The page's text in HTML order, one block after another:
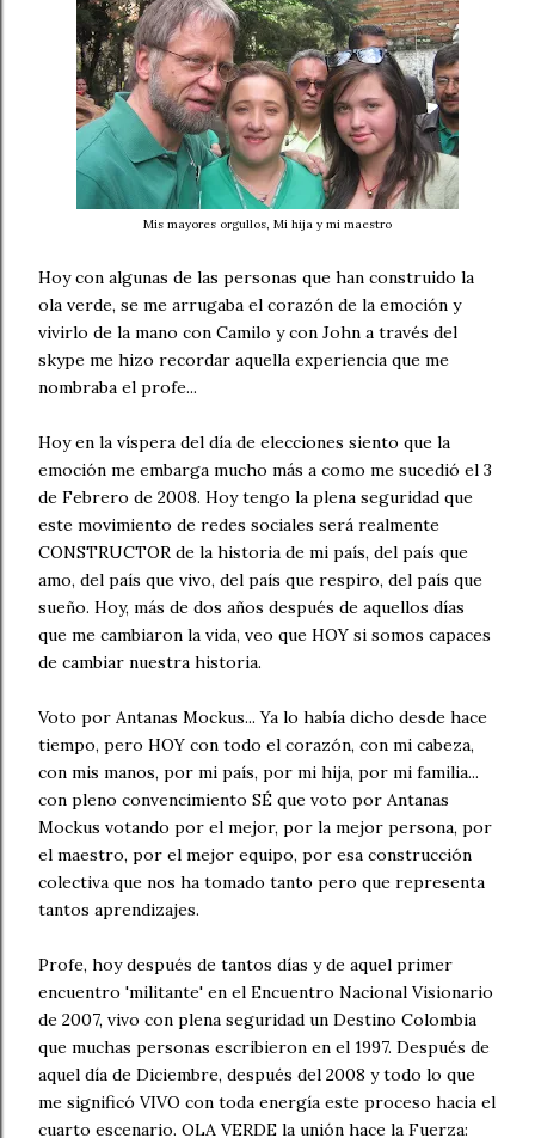
Mis mayores orgullos, Mi hija y mi maestro
Hoy con algunas de las personas que han construido la
ola verde, se me arrugaba el corazón de la emoción y
vivirlo de la mano con Camilo y con John a través del
skype me hizo recordar aquella experiencia que me
nombraba el profe...
Hoy en la víspera del día de elecciones siento que la
emoción me embarga mucho más a como me sucedió el 3
de Febrero de 2008. Hoy tengo la plena seguridad que
este movimiento de redes sociales será realmente
CONSTRUCTOR de la historia de mi país, del país que
amo, del país que vivo, del país que respiro, del país que
sueño. Hoy, más de dos años después de aquellos días
que me cambiaron la vida, veo que HOY si somos capaces
de cambiar nuestra historia.
Voto por Antanas Mockus... Ya lo había dicho desde hace
tiempo, pero HOY con todo el corazón, con mi cabeza,
con mis manos, por mi país, por mi hija, por mi familia...
con pleno convencimiento SÉ que voto por Antanas
Mockus votando por el mejor, por la mejor persona, por
el maestro, por el mejor equipo, por esa construcción
colectiva que nos ha tomado tanto pero que representa
tantos aprendizajes.
Profe, hoy después de tantos días y de aquel primer
encuentro 'militante' en el Encuentro Nacional Visionario
de 2007, vivo con plena seguridad un Destino Colombia
que muchas personas escribieron en el 1997. Después de
aquel día de Diciembre, después del 2008 y todo lo que
me significó VIVO con toda energía este proceso hacia el
cuarto escenario. OLA VERDE la unión hace la Fuerza: